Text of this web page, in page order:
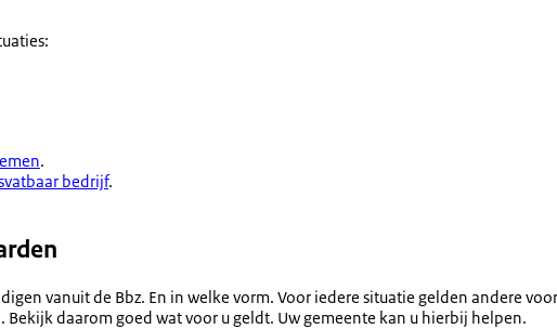
.
bedrijf.
vanuit de Bbz. En in welke vorm. Voor iedere situatie gelden andere
daarom goed wat voor u geldt. Uw gemeente kan u hierbij helpen.